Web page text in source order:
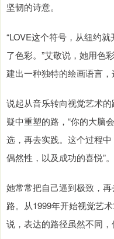
坚韧的诗意。
“LOVE这个符号，从纽约
了色彩。”艾敬说，她用色
建出一种独特的绘画语言，
说起从音乐转向视觉艺术
疑中重塑的路，“你的大脑
选，再去实践。这个过程中
偶然性，以及成功的喜悦”。
她常常把自己逼到极致，
路。从1999年开始视觉艺
说，表达的路径虽然不同，